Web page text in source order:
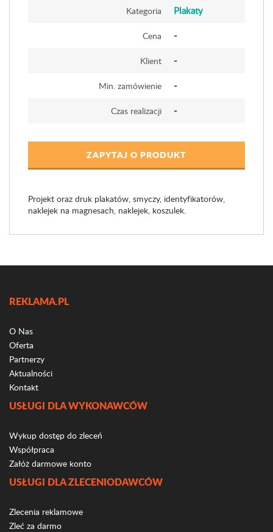
Kategoria Plakaty
Cena -
Klient -
Min. zamówienie -
Czas realizacji -
ZAPYTAJ O PRODUKT
Projekt oraz druk plakatów, smyczy, identyfikatorów,
naklejek na magnesach, naklejek, koszulek.
REKLAMA.PL
O Nas
Oferta
Partnerzy
Aktualności
Kontakt
USŁUGI DLA WYKONAWCÓW
Wykup dostęp do zleceń
Współpraca
Załóż darmowe konto
USŁUGI DLA ZLECENIODAWCÓW
Zlecenia reklamowe
Zleć za darmo